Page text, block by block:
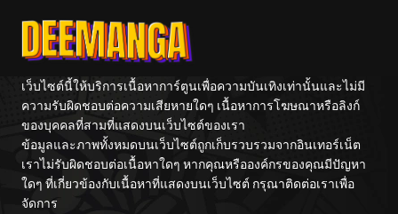
เว็บไซต์นี้ให้บริการเนื้อหาการ์ตูนเพื่อความบันเทิงเท่านั้นและไม่มี
ความรับผิดชอบต่อความเสียหายใดๆ เนื้อหาการโฆษณาหรือลิงก์
ของบุคคลที่สามที่แสดงบนเว็บไซต์ของเรา
ข้อมูลและภาพทั้งหมดบนเว็บไซต์ถูกเก็บรวบรวมจากอินเทอร์เน็ต
เราไม่รับผิดชอบต่อเนื้อหาใดๆ หากคุณหรือองค์กรของคุณมีปัญหา
ใดๆ ที่เกี่ยวข้องกับเนื้อหาที่แสดงบนเว็บไซต์ กรุณาติดต่อเราเพื่อ
จัดการ